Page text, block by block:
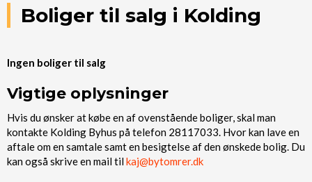
Boliger til salg i Kolding
Ingen boliger til salg​
Vigtige oplysninger
​Hvis du ønsker at købe en af ovenstående boliger, skal man
kontakte Kolding Byhus på telefon 28117033. Hvor kan lave en
aftale om en samtale samt en besigtelse af den ønskede bolig. Du
kan også skrive en mail til kaj@bytomrer.dk